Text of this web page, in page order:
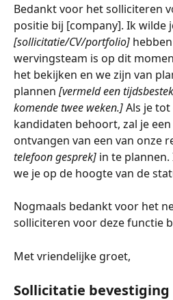
Bedankt voor het solliciteren
positie bij [company]. Ik wilde
[sollicitatie/CV/portfolio]
wervingsteam is op dit
het bekijken en we zijn van
plannen [vermeld een
komende twee weken.] Als je
kandidaten behoort, zal je een
ontvangen van een van onze
telefoon gesprek] in te
we je op de hoogte van de
Nogmaals bedankt voor het
solliciteren voor deze functie
Met vriendelijke groet,
Sollicitatie bevestiging